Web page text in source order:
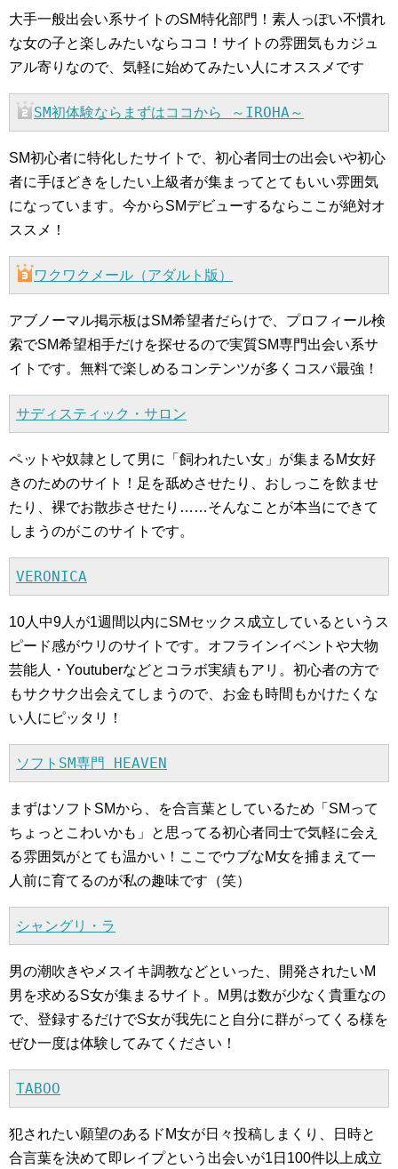
大手一般出会い系サイトのSM特化部門！素人っぽい不慣れ
な女の子と楽しみたいならココ！サイトの雰囲気もカジュ
アル寄りなので、気軽に始めてみたい人にオススメです
SM初体験ならまずはココから ～IROHA～
SM初心者に特化したサイトで、初心者同士の出会いや初心
者に手ほどきをしたい上級者が集まってとてもいい雰囲気
になっています。今からSMデビューするならここが絶対オ
ススメ！
ワクワクメール（アダルト版）
アブノーマル掲示板はSM希望者だらけで、プロフィール検
索でSM希望相手だけを探せるので実質SM専門出会い系サ
イトです。無料で楽しめるコンテンツが多くコスパ最強！
サディスティック・サロン
ペットや奴隷として男に「飼われたい女」が集まるM女好
きのためのサイト！足を舐めさせたり、おしっこを飲ませ
たり、裸でお散歩させたり……そんなことが本当にできて
しまうのがこのサイトです。
VERONICA
10人中9人が1週間以内にSMセックス成立しているというス
ピード感がウリのサイトです。オフラインイベントや大物
芸能人・Youtuberなどとコラボ実績もアリ。初心者の方で
もサクサク出会えてしまうので、お金も時間もかけたくな
い人にピッタリ！
ソフトSM専門 HEAVEN
まずはソフトSMから、を合言葉としているため「SMって
ちょっとこわいかも」と思ってる初心者同士で気軽に会え
る雰囲気がとても温かい！ここでウブなM女を捕まえて一
人前に育てるのが私の趣味です（笑）
シャングリ・ラ
男の潮吹きやメスイキ調教などといった、開発されたいM
男を求めるS女が集まるサイト。M男は数が少なく貴重なの
で、登録するだけでS女が我先にと自分に群がってくる様を
ぜひ一度は体験してみてください！
TABOO
犯されたい願望のあるドM女が日々投稿しまくり、日時と
合言葉を決めて即レイプという出会いが1日100件以上成立